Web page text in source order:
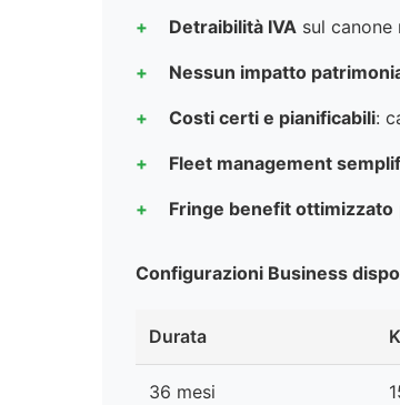
Detraibilità IVA sul canone
Nessun impatto
Costi certi e pianificabili:
Fleet management
Fringe benefit ottimizzato
Configurazioni Business
Durata
36 mesi